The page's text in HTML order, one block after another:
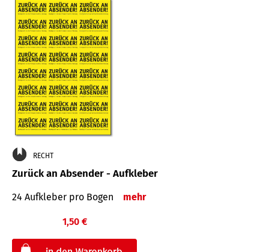
RECHT
Zurück an Absender - Aufkleber
24 Aufkleber pro Bogen mehr
1,50 €